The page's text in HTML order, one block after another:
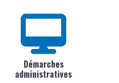
Démarches
administratives